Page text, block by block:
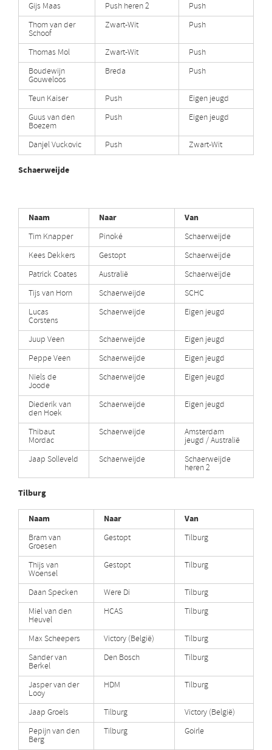
Gijs Maas Push heren 2
Push
Thom van der
Schoof
Zwart-Wit Push
Thomas Mol Zwart-Wit
Push
Boudewijn
Gouweloos
Breda Push
Teun Kaiser Push
Eigen jeugd
Guus van den
Boezem
Push Eigen jeugd
Danjel Vuckovic Push Zwart-Wit
Schaerweijde
Naam Naar Van
Tim Knapper Pinoké
Schaerweijde
Kees Dekkers
Gestopt
Schaerweijde
Patrick Coates
Australië
Schaerweijde
Tijs van Horn
Schaerweijde
SCHC
Lucas
Corstens
Schaerweijde Eigen jeugd
Juup Veen Schaerweijde
Eigen jeugd
Peppe Veen
Schaerweijde
Eigen jeugd
Niels de
Joode
Schaerweijde Eigen jeugd
Diederik van
den Hoek
Schaerweijde Eigen jeugd
Thibaut
Mordac
Schaerweijde Amsterdam
jeugd / Australië
Jaap Solleveld
Schaerweijde Schaerweijde
heren 2
Tilburg
Naam Naar Van
Bram van
Groesen
Gestopt Tilburg
Thijs van
Woensel
Gestopt Tilburg
Daan Specken Were Di
Tilburg
Miel van den
Heuvel
HCAS Tilburg
Max Scheepers Victory (België)
Tilburg
Sander van
Berkel
Den Bosch Tilburg
Jasper van der
Looy
HDM Tilburg
Jaap Groels Tilburg
Victory (België)
Pepijn van den
Berg
Tilburg Goirle